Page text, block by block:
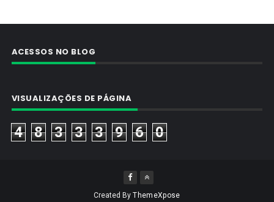
ACESSOS NO BLOG
VISUALIZAÇÕES DE PÁGINA
4 8 3 3 3 9 6 0
Created ByThemeXpose